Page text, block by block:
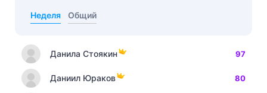
Неделя Общий
Данила Стоякин 97
Даниил Юраков 80